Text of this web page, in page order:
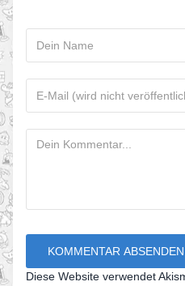
Diese Website verwendet